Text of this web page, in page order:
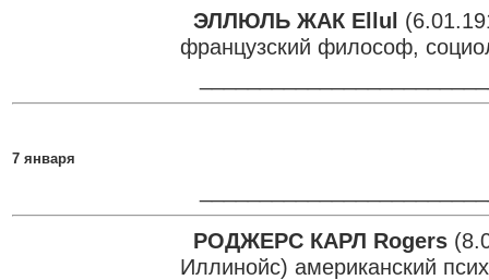
ЭЛЛЮЛЬ ЖАК Ellul
французский философ,
7 января
РОДЖЕРС КАРЛ Rogers
Иллинойс) американский